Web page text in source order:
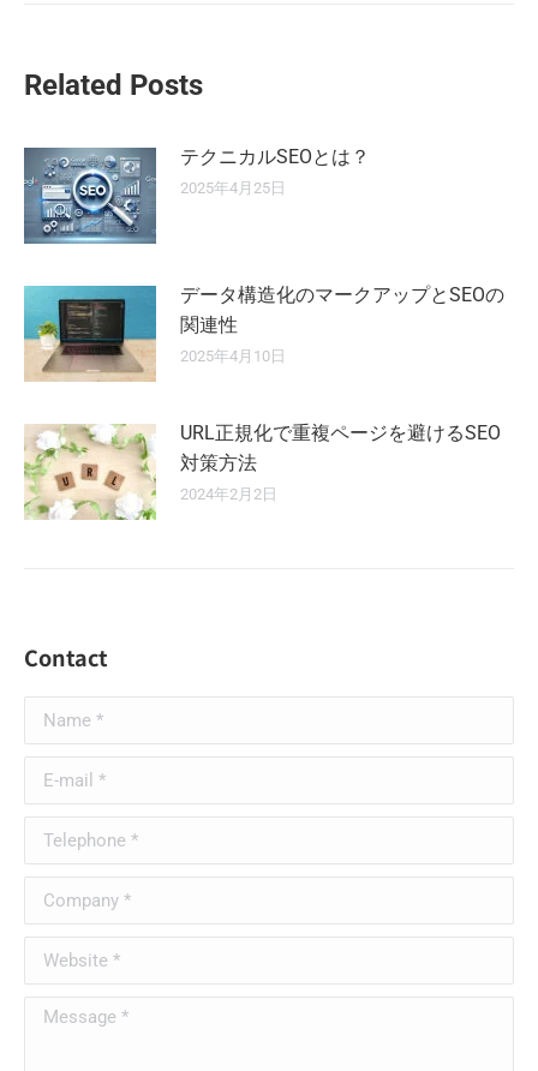
Related Posts
テクニカルSEOとは？
2025年4月25日
データ構造化のマークアップとSEOの
関連性
2025年4月10日
URL正規化で重複ページを避けるSEO
対策方法
2024年2月2日
Contact
Name *
E-mail *
Telephone *
Company *
Website *
Message *